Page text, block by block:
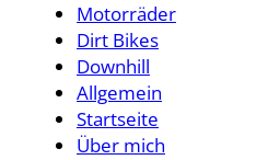
Motorräder
Dirt Bikes
Downhill
Allgemein
Startseite
Über mich